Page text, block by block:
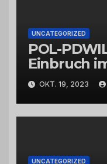
UNCATEGORIZED
POL-
Einbruch
Wittlich
OKT. 19, 2023
UNCATEGORIZED